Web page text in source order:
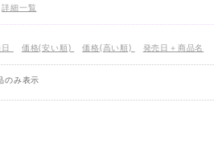
詳細一覧
価格(安い順) 価格(高い順) 発売日＋商品名
のみ表示